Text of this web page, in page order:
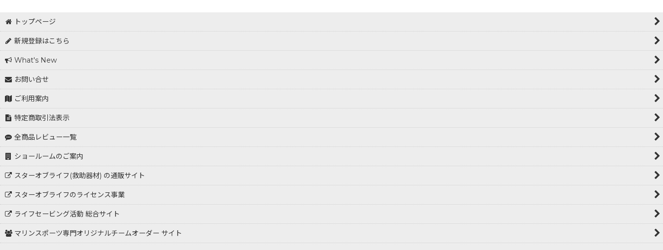
トップページ
新規登録はこちら
What's New
お問い合せ
ご利用案内
特定商取引法表示
全商品レビュー一覧
ショールームのご案内
スターオブライフ(救助器材) の通販サイト
スターオブライフのライセンス事業
ライフセービング活動 総合サイト
マリンスポーツ専門オリジナルチームオーダー サイト